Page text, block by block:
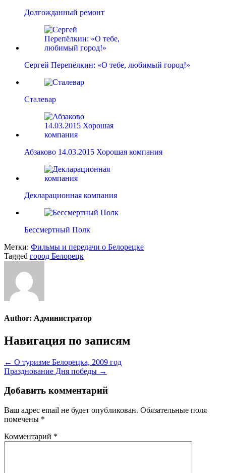
Долгожданный ремонт
Сергей Перепёлкин: «О тебе, любимый город!»
Сталевар
Абзаково 14.03.2015 Хорошая компания
Декларационная компания
Бессмертный Полк
Метки: Фильмы и передачи о Белорецке
Tagged город Белорецк
Author: Администратор
Навигация по записям
← О туризме Белорецка, 2009 год
Празднование Дня победы →
Добавить комментарий
Ваш адрес email не будет опубликован. Обязательные поля
помечены *
Комментарий *